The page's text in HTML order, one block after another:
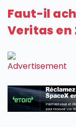
Faut-il
Veritas en